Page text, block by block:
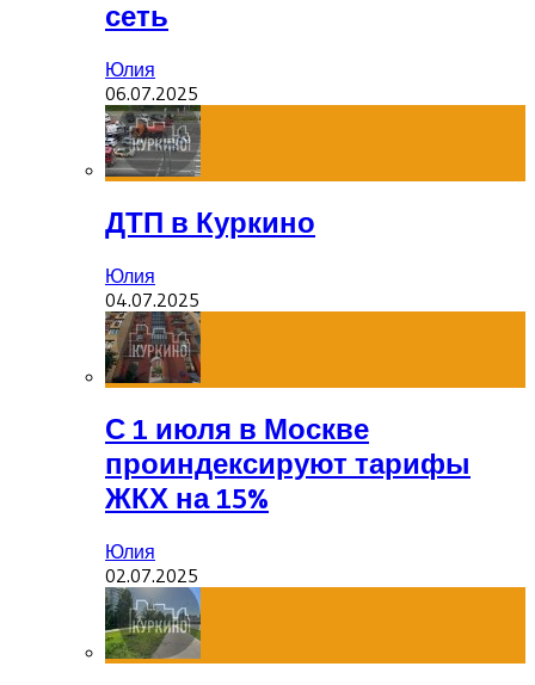
сеть
Юлия
06.07.2025
ДТП в Куркино
Юлия
04.07.2025
С 1 июля в Москве
проиндексируют тарифы
ЖКХ на 15%
Юлия
02.07.2025